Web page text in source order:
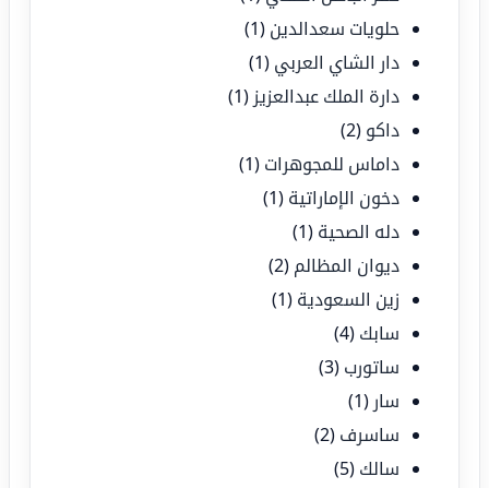
حلويات سعدالدين (1)
دار الشاي العربي (1)
دارة الملك عبدالعزيز (1)
داكو (2)
داماس للمجوهرات (1)
دخون الإماراتية (1)
دله الصحية (1)
ديوان المظالم (2)
زين السعودية (1)
سابك (4)
ساتورب (3)
سار (1)
ساسرف (2)
سالك (5)